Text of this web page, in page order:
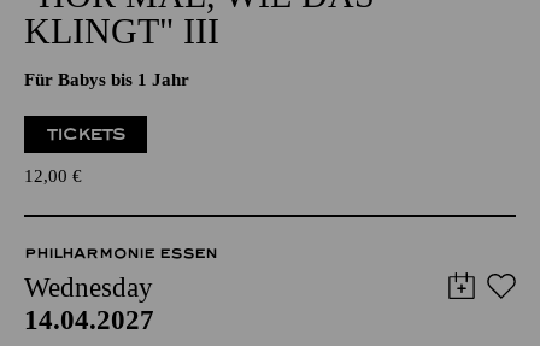
KLINGT" III
Für Babys bis 1 Jahr
TICKETS
12,00 €
PHILHARMONIE ESSEN
Wednesday
14.04.2027